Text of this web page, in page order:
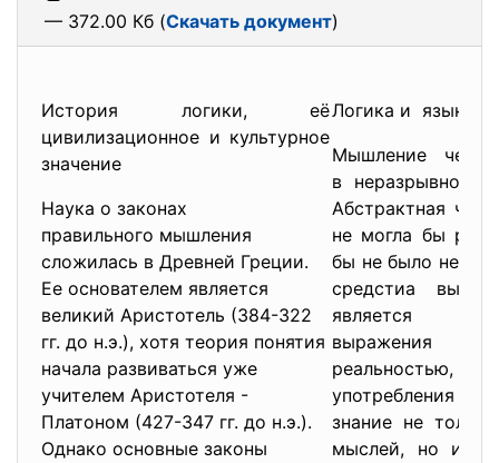
— 372.00 Кб (Скачать документ)
История логики, её
цивилизационное и культурное
значение
Наука о законах
правильного мышления
сложилась в Древней Греции.
Ее основателем является
великий Аристотель (384-322
гг. до н.э.), хотя теория понятия
начала развиваться уже
учителем Аристотеля -
Платоном (427-347 гг. до н.э.).
Однако основные законы
Логика и язык.
Мышление
в неразрывной
Абстрактная
не могла бы
бы не было
средстиа
является
выражения
реальностью,
употребления
знание не
мыслей, но и